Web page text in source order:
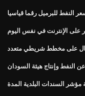
النفط للبرميل رقما قياسيا
على الإنترنت في نفس اليوم
على مخطط شريطي متعدد
النفط وإنتاج هيئة السودان